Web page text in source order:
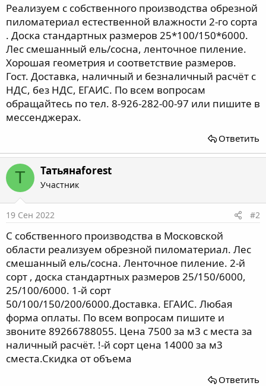
ы
л
а
Реализуем с собственного производства обрезной
пиломатериал естественной влажности 2-го сорта
. Доска стандартных размеров 25*100/150*6000.
Лес смешанный ель/сосна, ленточное пиление.
Хорошая геометрия и соответствие размеров.
Гост. Доставка, наличный и безналичный расчёт с
НДС, без НДС, ЕГАИС. По всем вопросам
обращайтесь по тел. 8-926-282-00-97 или пишите в
мессенджерах.
Ответить
Т Татьянаforest
Участник
19 Сен 2022 #2
С собственного производства в Московской
области реализуем обрезной пиломатериал. Лес
смешанный ель/сосна. Ленточное пиление. 2-й
сорт , доска стандартных размеров 25/150/6000,
25/100/6000. 1-й сорт
50/100/150/200/6000.Доставка. ЕГАИС. Любая
форма оплаты. По всем вопросам пишите и
звоните 89266788055. Цена 7500 за м3 с места за
наличный расчёт. !-й сорт цена 14000 за м3
сместа.Скидка от объема
Ответить